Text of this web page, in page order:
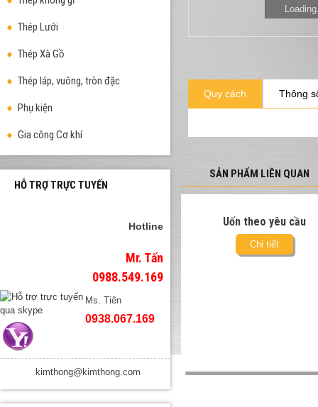
Thép Lưới
Thép Xà Gồ
Thép láp, vuông, tròn đặc
Phụ kiện
Gia công Cơ khí
HỖ TRỢ TRỰC TUYẾN
Hotline
Mr. Tấn
0988.549.169
Ms. Tiên
0938.067.169
kimthong@kimthong.com
Quy cách Thông
SẢN PHẨM LIÊN QUAN
Uốn theo yêu cầu
Chi tiết